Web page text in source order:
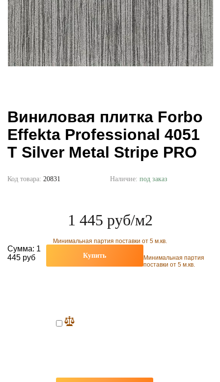
Виниловая плитка Forbo
Effekta Professional 4051
T Silver Metal Stripe PRO
Код товара: 20831 Наличие: под заказ
1 445 руб/м2
Минимальная партия поставки от 5 м.кв.
Сумма: 1
445 руб
Купить
Минимальная партия
поставки от 5 м.кв.